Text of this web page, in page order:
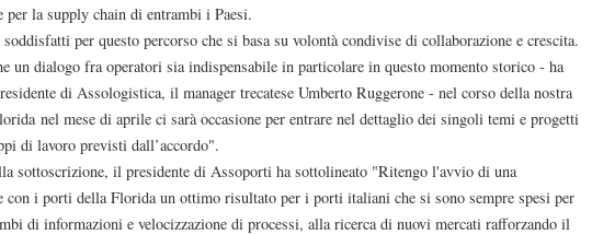
per la supply chain di entrambi i Paesi.
per questo percorso che si basa su volontà condivise di collaborazione e crescita.
un dialogo fra operatori sia indispensabile in particolare in questo momento storico - ha
di Assologistica, il manager trecatese Umberto Ruggerone - nel corso della nostra
nel mese di aprile ci sarà occasione per entrare nel dettaglio dei singoli temi e progetti
di lavoro previsti dall’accordo".
sottoscrizione, il presidente di Assoporti ha sottolineato "Ritengo l'avvio di una
con i porti della Florida un ottimo risultato per i porti italiani che si sono sempre spesi per
di informazioni e velocizzazione di processi, alla ricerca di nuovi mercati rafforzando il